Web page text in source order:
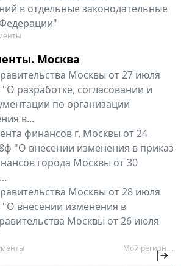
в отдельные законодательные
Москва
Москвы от 27 июля
разработке, согласовании и
по организации
в...
финансов г. Москвы от 24
"О внесении изменения в приказ
города Москвы от 30
Москвы от 28 июля
внесении изменения в
Москвы от 26 июля
Мой регион ...